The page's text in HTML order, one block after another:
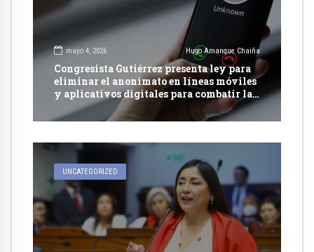
mayo 4, 2026 Hugo Amanque Chaiña
Congresista Gutiérrez presenta ley para
eliminar el anonimato en líneas móviles
y aplicativos digitales para combatir la
extorsión
UNCATEGORIZED